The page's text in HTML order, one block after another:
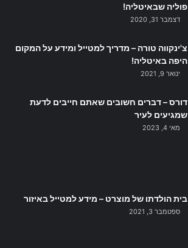
פוליה שבאיטליה!
דצמבר 31, 2020
צ'ינקווה טורה – מדריך למטייל ומידע על המקום
היפה באיטליה!
ינואר 9, 2021
דורס – דברים חשובים שאתם חייבים לדעת
שמגיעים לעיר
מאי 4, 2023
בית הולדתו של מוצרט – מידע למטייל באיזור
ספטמבר 3, 2021